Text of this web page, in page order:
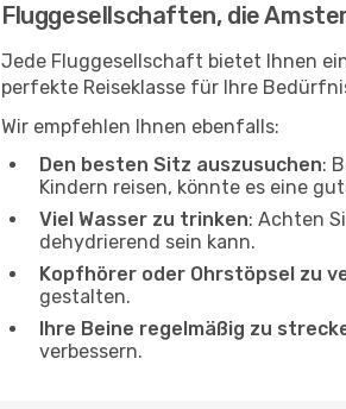
Fluggesellschaften, die
Jede Fluggesellschaft bietet Ihnen
perfekte Reiseklasse für Ihre
Wir empfehlen Ihnen ebenfalls:
Den besten Sitz auszusuchen:
Kindern reisen, könnte es eine
Viel Wasser zu trinken: Achten
dehydrierend sein kann.
Kopfhörer oder Ohrstöpsel zu
gestalten.
Ihre Beine regelmäßig zu
verbessern.